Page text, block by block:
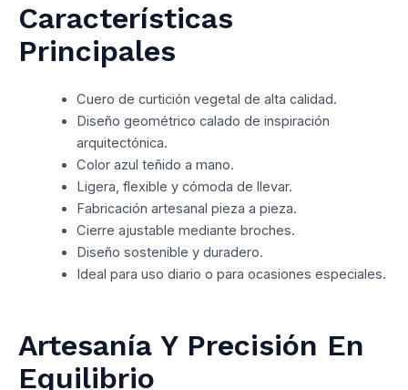
Características
Principales
Cuero de curtición vegetal de alta calidad.
Diseño geométrico calado de inspiración
arquitectónica.
Color azul teñido a mano.
Ligera, flexible y cómoda de llevar.
Fabricación artesanal pieza a pieza.
Cierre ajustable mediante broches.
Diseño sostenible y duradero.
Ideal para uso diario o para ocasiones especiales.
Artesanía Y Precisión En
Equilibrio